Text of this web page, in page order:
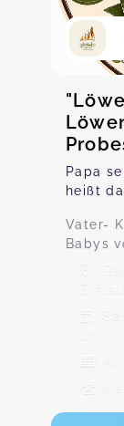
Papa
heißt
Vater-
Babys